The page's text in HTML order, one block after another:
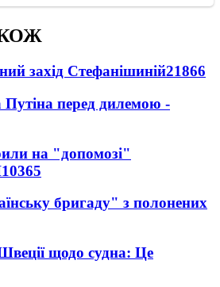
захід Стефанішиній21866
Путіна перед дилемою -
на "допомозі"
10365
бригаду" з полонених
щодо судна: Це